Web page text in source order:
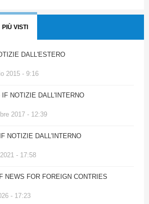
PIÙ VISTI
DALL'ESTERO
2015 - 9:16
NOTIZIE DALL'INTERNO
2017 - 12:39
NOTIZIE DALL'INTERNO
- 17:58
NEWS FOR FOREIGN CONTRIES
- 17:23